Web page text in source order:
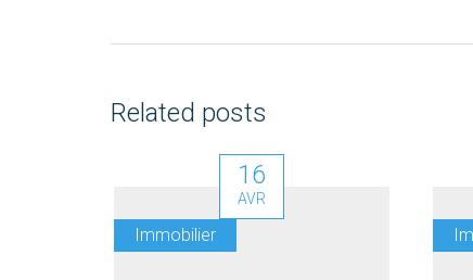
Related posts
16
AVR
Immobilier